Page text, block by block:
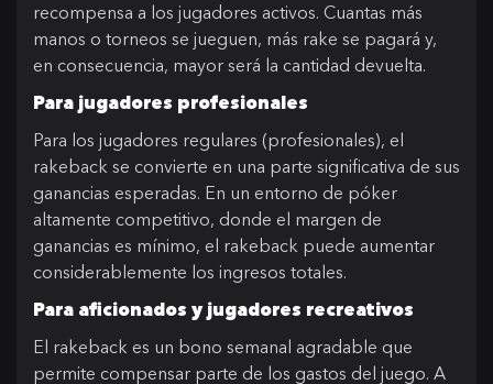
recompensa a los jugadores activos. Cuantas más
manos o torneos se jueguen, más rake se pagará y,
en consecuencia, mayor será la cantidad devuelta.
Para jugadores profesionales
Para los jugadores regulares (profesionales), el
rakeback se convierte en una parte significativa de sus
ganancias esperadas. En un entorno de póker
altamente competitivo, donde el margen de
ganancias es mínimo, el rakeback puede aumentar
considerablemente los ingresos totales.
Para aficionados y jugadores recreativos
El rakeback es un bono semanal agradable que
permite compensar parte de los gastos del juego. A